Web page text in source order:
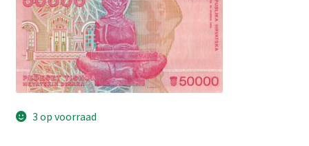
€ 3,50.€ 2,50.
3 op voorraad